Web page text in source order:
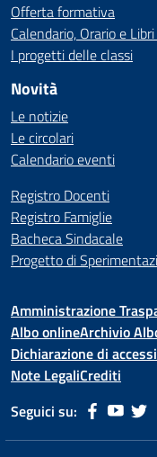
Offerta formativa
Calendario, Orario e
I progetti delle classi
Novità
Le notizie
Le circolari
Calendario eventi
Registro Docenti
Registro Famiglie
Bacheca Sindacale
Progetto di
Amministrazione
Albo onlineArchivio
Dichiarazione di
Note LegaliCrediti
Seguici su: